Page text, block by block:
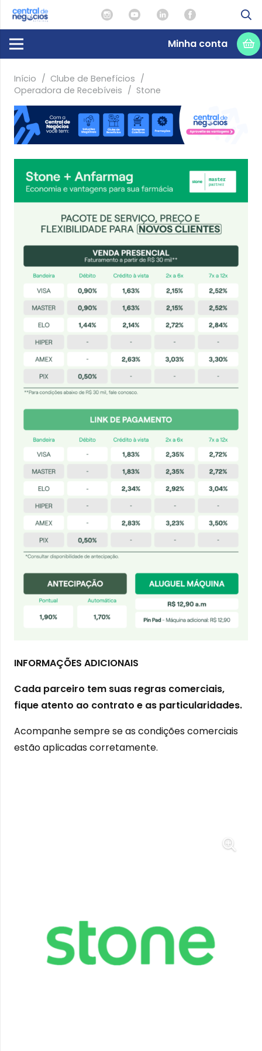
Minha conta
Início / Clube de Benefícios /
Operadora de Recebíveis / Stone
INFORMAÇÕES ADICIONAIS
Cada parceiro tem suas regras comerciais,
fique atento ao contrato e as particularidades.
Acompanhe sempre se as condições comerciais
estão aplicadas corretamente.